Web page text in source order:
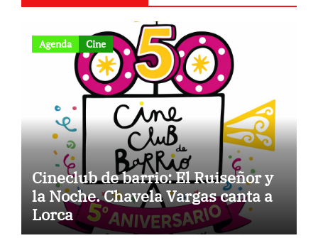
Agenda Cine
Cineclub de barrio: El Ruiseñor y
la Noche. Chavela Vargas canta a
Lorca